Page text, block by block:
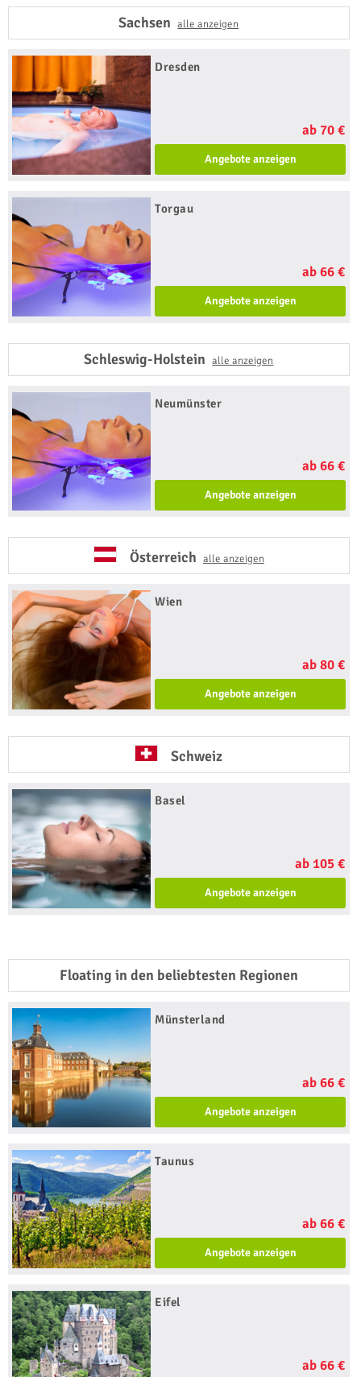
Sachsenalle anzeigen
Dresden
ab 70 €
Angebote anzeigen
Torgau
ab 66 €
Angebote anzeigen
Schleswig-Holsteinalle anzeigen
Neumünster
ab 66 €
Angebote anzeigen
Österreich alle anzeigen
Wien
ab 80 €
Angebote anzeigen
Schweiz
Basel
ab 105 €
Angebote anzeigen
Floating in den beliebtesten Regionen
Münsterland
ab 66 €
Angebote anzeigen
Taunus
ab 66 €
Angebote anzeigen
Eifel
ab 66 €